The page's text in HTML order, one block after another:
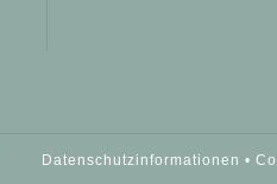
Datenschutzinformationen •